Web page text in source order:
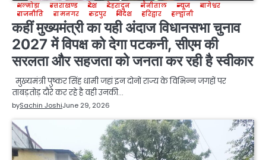
अल्मोड़ा उत्तराखण्ड देश देहरादून नैनीताल न्यूज
बागेश्वर
राजनीति
रामनगर रुद्रपुर विदेश हरिद्वार हल्द्वानी
कहीं मुख्यमंत्री का यही अंदाज विधानसभा चुनाव
2027 में विपक्ष को देगा पटकनी, सीएम की
सरलता और सहजता को जनता कर रही है स्वीकार
मुख्यमंत्री पुष्कर सिंह धामी जहां इन दोनों राज्य के विभिन्न जगहों पर
ताबड़तोड़ दौरे कर रहे है वही उनकी…
bySachin JoshiJune 29, 2026